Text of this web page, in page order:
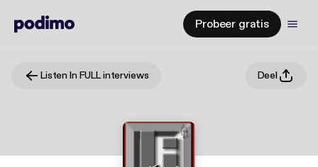
Probeer gratis
Listen In FULL interviews Deel